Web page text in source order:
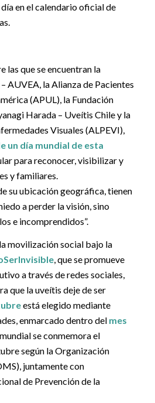
en el calendario oficial de
las que se encuentran la
AUVEA, la Alianza de Pacientes
(APUL), la Fundación
Harada – Uveítis Chile y la
Visuales (ALPEVI),
un día mundial de esta
para reconocer, visibilizar y
y familiares.
su ubicación geográfica, tienen
a perder la visión, sino
e incomprendidos”.
movilización social bajo la
, que se promueve
a través de redes sociales,
que la uveítis deje de ser
está elegido mediante
enmarcado dentro del mes
se conmemora el
según la Organización
juntamente con
de Prevención de la